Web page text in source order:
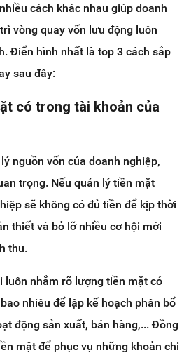
cách khác nhau giúp doanh
vòng quay vốn lưu động luôn
Điển hình nhất là top 3 cách sắp
sau đây:
có trong tài khoản của
nguồn vốn của doanh nghiệp,
trọng. Nếu quản lý tiền mặt
sẽ không có đủ tiền để kịp thời
thiết và bỏ lỡ nhiều cơ hội mới
thu.
luôn nhắm rõ lượng tiền mặt có
nhiêu để lập kế hoạch phân bổ
động sản xuất, bán hàng,... Đồng
mặt để phục vụ những khoản chi